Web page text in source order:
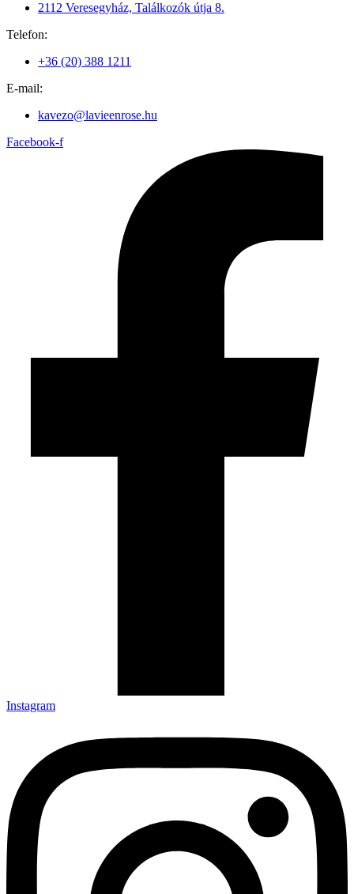
2112 Veresegyház, Találkozók útja 8.
Telefon:
+36 (20) 388 1211
E-mail:
kavezo@lavieenrose.hu
Facebook-f
Instagram